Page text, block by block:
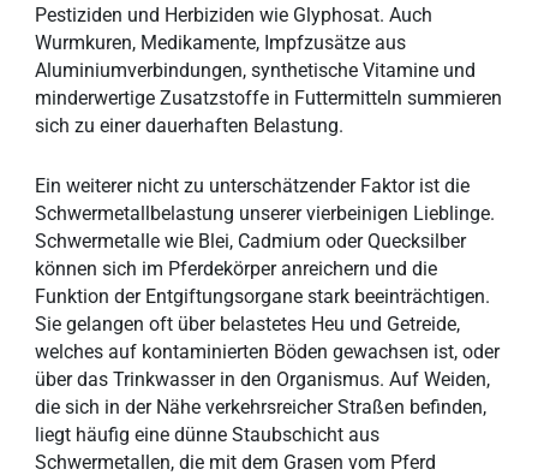
Pestiziden und Herbiziden wie Glyphosat. Auch
Wurmkuren, Medikamente, Impfzusätze aus
Aluminiumverbindungen, synthetische Vitamine und
minderwertige Zusatzstoffe in Futtermitteln summieren
sich zu einer dauerhaften Belastung.
Ein weiterer nicht zu unterschätzender Faktor ist die
Schwermetallbelastung unserer vierbeinigen Lieblinge.
Schwermetalle wie Blei, Cadmium oder Quecksilber
können sich im Pferdekörper anreichern und die
Funktion der Entgiftungsorgane stark beeinträchtigen.
Sie gelangen oft über belastetes Heu und Getreide,
welches auf kontaminierten Böden gewachsen ist, oder
über das Trinkwasser in den Organismus. Auf Weiden,
die sich in der Nähe verkehrsreicher Straßen befinden,
liegt häufig eine dünne Staubschicht aus
Schwermetallen, die mit dem Grasen vom Pferd